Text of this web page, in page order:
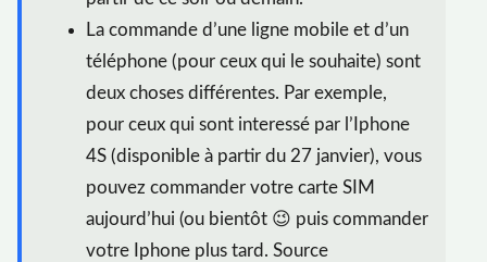
La commande d’une ligne mobile et d’un
téléphone (pour ceux qui le souhaite) sont
deux choses différentes. Par exemple,
pour ceux qui sont interessé par l’Iphone
4S (disponible à partir du 27 janvier), vous
pouvez commander votre carte SIM
aujourd’hui (ou bientôt 😉 puis commander
votre Iphone plus tard. Source